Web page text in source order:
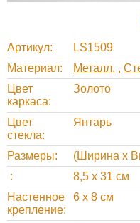
Артикул
LS1509
Материал
Металл ,
Цвет
каркаса
Золото
Цвет
стекла
Янтарь
Размеры
(Ширина х
8,5 х 31 см
Настенное
крепление
6 х 8 см